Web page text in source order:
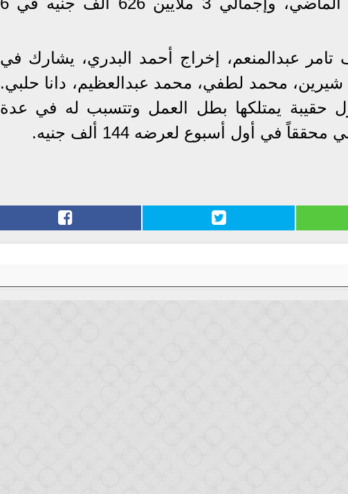
تامر عبدالمنعم، إخراج أحمد البدري، يشارك في
محمد لطفي، محمد عبدالعظيم، دانا حلبي.
حقيبة يمتلكها بطل العمل وتتسبب له في عدة
في أول أسبوع لعرضه 144 ألف جنيه.